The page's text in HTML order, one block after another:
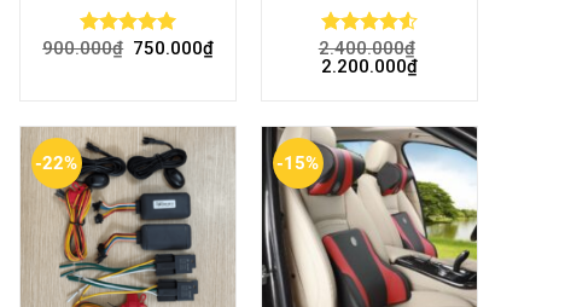
Rated 5.00
900.000₫ 750.000₫ Rated4.56
out of 5
2.400.000₫
2.200.000₫
-22% -15%